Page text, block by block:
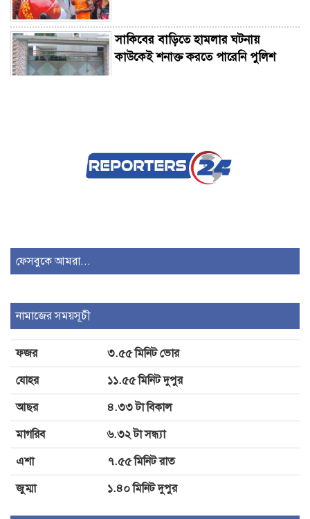
সাকিবের বাড়িতে হামলার ঘটনায়
কাউকেই শনাক্ত করতে পারেনি পুলিশ
ফসল থাকবে কোল্ড স্টোরেজে, দাম
বাড়লে বিক্রি করবেন কচুয়ার কৃষক
শাহরাস্তিতে যুবক গ্রেপ্তার
যশোরের শার্শা নাভারণে গাছ থেকে পড়ে
যৌনপল্লীতে আটকে রেখে মারধর,
হাসপাতালে ভর্তি নারী
ফেসবুকে আমরা...
নামাজের সময়সূচী
ফজর
৩.৫৫ মিনিট ভোর
যোহর
১১.৫৫ মিনিট দুপুর
আছর
৪.৩৩ টা বিকাল
মাগরিব
৬.৩২ টা সন্ধ্যা
এশা
৭.৫৫ মিনিট রাত
জুম্মা
১.৪০ মিনিট দুপুর